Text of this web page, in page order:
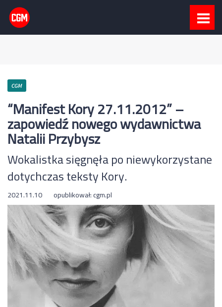
CGM
“Manifest Kory 27.11.2012” –
zapowiedź nowego wydawnictwa
Natalii Przybysz
Wokalistka sięgnęła po niewykorzystane
dotychczas teksty Kory.
2021.11.10 opublikował:cgm.pl